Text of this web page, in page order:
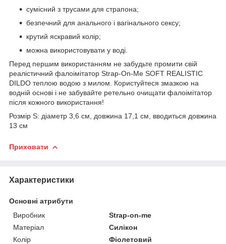
сумісний з трусами для страпона;
безпечний для анального і вагінального сексу;
крутий яскравий колір;
можна використовувати у воді.
Перед першим використанням не забудьте промити свій
реалістичний фалоімітатор Strap-On-Me SOFT REALISTIC
DILDO теплою водою з милом. Користуйтеся змазкою на
водній основі і не забувайте ретельно очищати фалоімітатор
після кожного використання!
Розмір S: діаметр 3,6 см, довжина 17,1 см, вводиться довжина
13 см
Приховати
Характеристики
Основні атрибути
Виробник
Strap-on-me
Матеріал
Силікон
Колір
Фіолетовий